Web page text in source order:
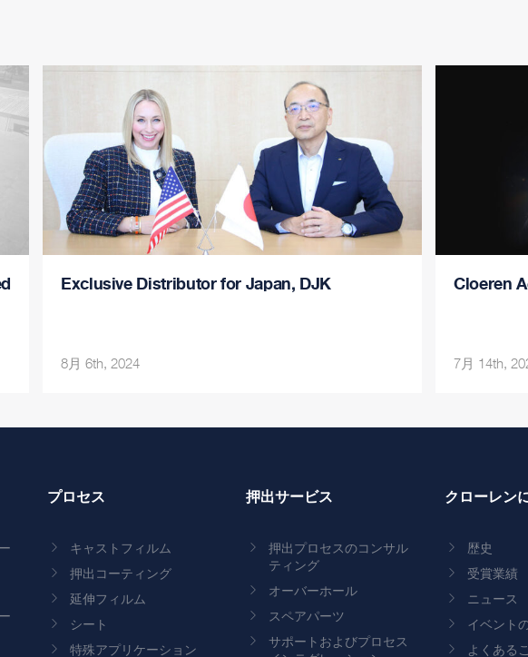
Exclusive Distributor for Japan, DJK
8月 6th, 2024
Cloeren
7月 14th,
プロセス
キャストフィルム
押出コーティング
延伸フィルム
シート
特殊アプリケーション
押出サービス
押出プロセスのコンサル
ティング
オーバーホール
スペアパーツ
サポートおよびプロセス
クローレン
歴史
受賞業績
ニュース
イベント
よくある